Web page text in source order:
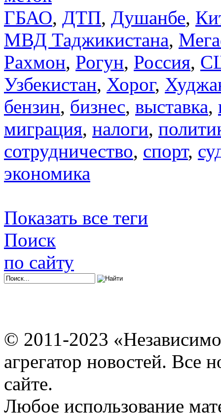
ГБАО, ДТП, Душанбе,
МВД Таджикистана,
Рахмон, Рогун, Россия,
Узбекистан, Хорог,
бензин, бизнес, выставка,
миграция, налоги,
сотрудничество, спорт,
экономика
Показать все теги
Поиск
по сайту
© 2011-2023
агрегатор новостей. Все
сайте.
Любое использование